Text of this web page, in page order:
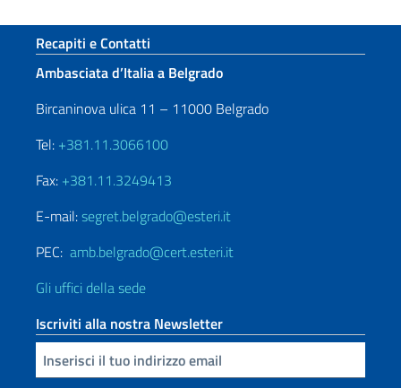
Sezione footer
Recapiti e Contatti
Ambasciata d’Italia a Belgrado
Bircaninova ulica 11 – 11000 Belgrado
Tel: +381.11.3066100
Fax: +381.11.3249413
E-mail:segret.belgrado@esteri.it
PEC: amb.belgrado@cert.esteri.it
Gli uffici della sede
Iscriviti alla nostra Newsletter
Inserisci la tua email